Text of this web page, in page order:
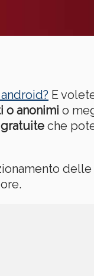
E
o anonimi o
che